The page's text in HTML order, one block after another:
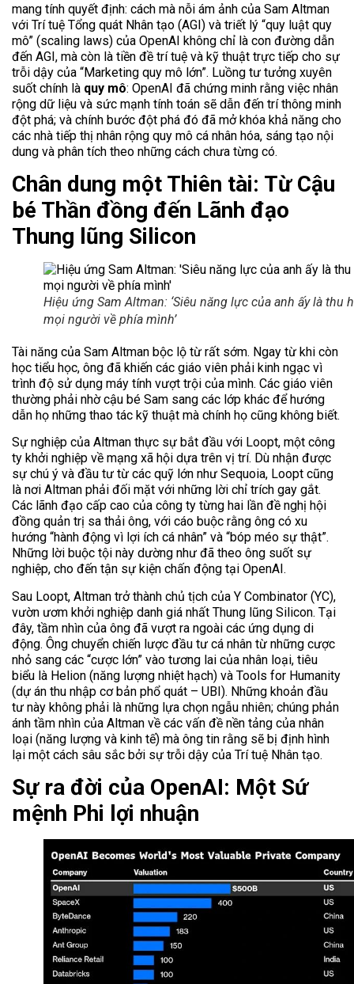
mang tính quyết định: cách mà nỗi ám ảnh của Sam Altman
với Trí tuệ Tổng quát Nhân tạo (AGI) và triết lý “quy luật quy
mô” (scaling laws) của OpenAI không chỉ là con đường dẫn
đến AGI, mà còn là tiền đề trí tuệ và kỹ thuật trực tiếp cho sự
trỗi dậy của “Marketing quy mô lớn”. Luồng tư tưởng xuyên
suốt chính là quy mô: OpenAI đã chứng minh rằng việc nhân
rộng dữ liệu và sức mạnh tính toán sẽ dẫn đến trí thông minh
đột phá; và chính bước đột phá đó đã mở khóa khả năng cho
các nhà tiếp thị nhân rộng quy mô cá nhân hóa, sáng tạo nội
dung và phân tích theo những cách chưa từng có.
Chân dung một Thiên tài: Từ Cậu
bé Thần đồng đến Lãnh đạo
Thung lũng Silicon
Hiệu ứng Sam Altman: ‘Siêu năng lực của anh ấy là thu
mọi người về phía mình’
Tài năng của Sam Altman bộc lộ từ rất sớm. Ngay từ khi còn
học tiểu học, ông đã khiến các giáo viên phải kinh ngạc vì
trình độ sử dụng máy tính vượt trội của mình. Các giáo viên
thường phải nhờ cậu bé Sam sang các lớp khác để hướng
dẫn họ những thao tác kỹ thuật mà chính họ cũng không biết.
Sự nghiệp của Altman thực sự bắt đầu với Loopt, một công
ty khởi nghiệp về mạng xã hội dựa trên vị trí. Dù nhận được
sự chú ý và đầu tư từ các quỹ lớn như Sequoia, Loopt cũng
là nơi Altman phải đối mặt với những lời chỉ trích gay gắt.
Các lãnh đạo cấp cao của công ty từng hai lần đề nghị hội
đồng quản trị sa thải ông, với cáo buộc rằng ông có xu
hướng “hành động vì lợi ích cá nhân” và “bóp méo sự thật”.
Những lời buộc tội này dường như đã theo ông suốt sự
nghiệp, cho đến tận sự kiện chấn động tại OpenAI.
Sau Loopt, Altman trở thành chủ tịch của Y Combinator (YC),
vườn ươm khởi nghiệp danh giá nhất Thung lũng Silicon. Tại
đây, tầm nhìn của ông đã vượt ra ngoài các ứng dụng di
động. Ông chuyển chiến lược đầu tư cá nhân từ những cược
nhỏ sang các “cược lớn” vào tương lai của nhân loại, tiêu
biểu là Helion (năng lượng nhiệt hạch) và Tools for Humanity
(dự án thu nhập cơ bản phổ quát – UBI). Những khoản đầu
tư này không phải là những lựa chọn ngẫu nhiên; chúng phản
ánh tầm nhìn của Altman về các vấn đề nền tảng của nhân
loại (năng lượng và kinh tế) mà ông tin rằng sẽ bị định hình
lại một cách sâu sắc bởi sự trỗi dậy của Trí tuệ Nhân tạo.
Sự ra đời của OpenAI: Một Sứ
mệnh Phi lợi nhuận